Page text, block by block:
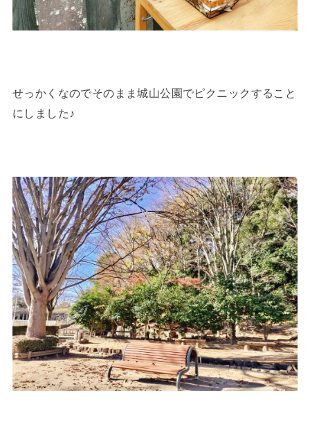
せっかくなのでそのまま城山公園でピクニックすること
にしました♪